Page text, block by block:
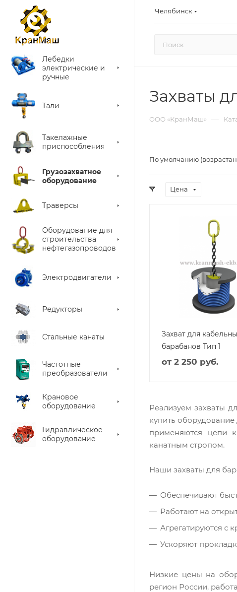
Челябинск
Лебедки
электрические и
ручные
Тали
Такелажные
приспособления
Грузозахватное
оборудование
Траверсы
Оборудование для
строительства
нефтегазопроводов
Электродвигатели
Редукторы
Стальные канаты
Частотные
преобразователи
Крановое
оборудование
Гидравлическое
оборудование
Захваты
ООО «КранМаш» —
По умолчанию
Цена
Захват для
барабанов Тип 1
от 2 250 руб.
Реализуем захваты
купить
применяются цепи
канатным стропом.
Наши захваты для
Обеспечивают
Работают на
Агрегатируются с
Ускоряют
Низкие цены на
регион России,